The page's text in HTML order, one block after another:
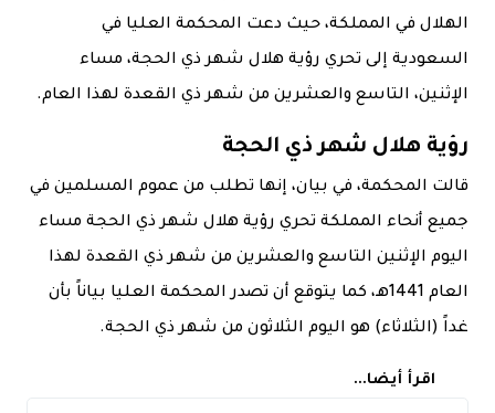
الهلال في المملكة، حيث دعت المحكمة العليا في
السعودية إلى تحري رؤية هلال شهر ذي الحجة، مساء
الإثنين، التاسع والعشرين من شهر ذي القعدة لهذا العام.
رؤية هلال شهر ذي الحجة
قالت المحكمة، في بيان، إنها تطلب من عموم المسلمين في
جميع أنحاء المملكة تحري رؤية هلال شهر ذي الحجة مساء
اليوم الإثنين التاسع والعشرين من شهر ذي القعدة لهذا
العام 1441هـ، كما يتوقع أن تصدر المحكمة العليا بياناً بأن
غداً (الثلاثاء) هو اليوم الثلاثون من شهر ذي الحجة.
اقرأ أيضا...